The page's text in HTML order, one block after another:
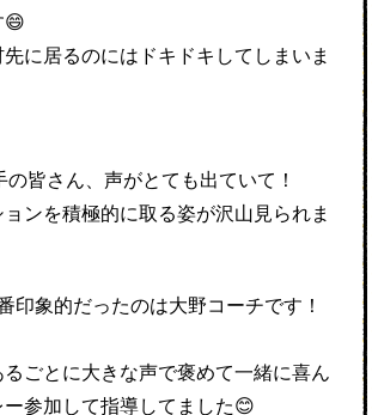
😄
に居るのにはドキドキしてしまいま
皆さん、声がとても出ていて！
ンを積極的に取る姿が沢山見られま
印象的だったのは大野コーチです！
ごとに大きな声で褒めて一緒に喜ん
参加して指導してました😊